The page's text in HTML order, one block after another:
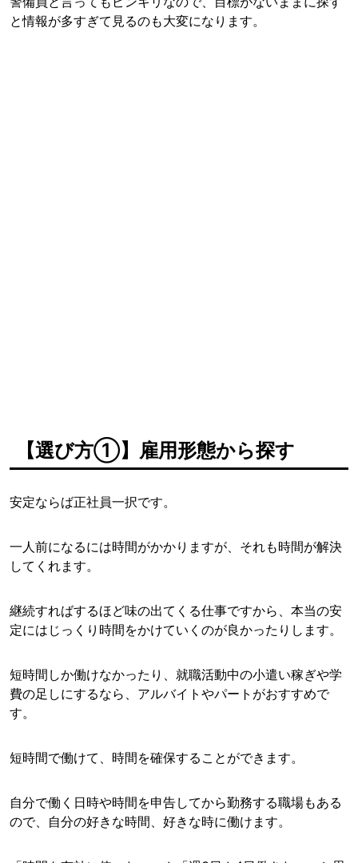
と情報が多すぎて見るのも大変になります。
【選び方①】雇用形態から探す
安定ならば正社員一択です。
一人前になるには時間がかかりますが、それも時間が解決
してくれます。
継続すればするほど味の出てくる仕事ですから、本当の安
定にはじっくり時間をかけていくのが良かったりします。
短時間しか働けなかったり、就職活動中の小遣い稼ぎや学
費の足しにするなら、アルバイトやパートがおすすめで
す。
短時間で働けて、時間を確保することができます。
自分で働く日時や時間を申告してから勤務する職場もある
ので、自分の好きな時間、好きな時に働けます。